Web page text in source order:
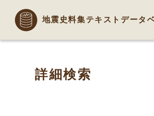
地震史料集テキストデータ
詳細検索